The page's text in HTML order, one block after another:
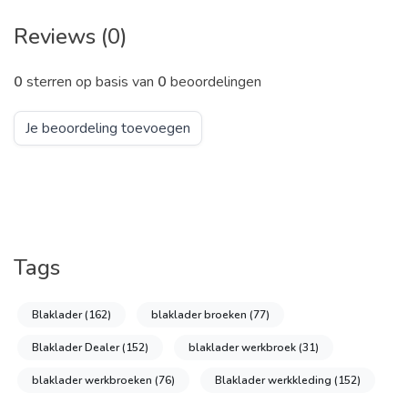
Reviews (0)
0 sterren op basis van 0 beoordelingen
Je beoordeling toevoegen
Tags
Blaklader(162) blaklader broeken (77)
Blaklader Dealer(152) blaklader werkbroek(31)
blaklader werkbroeken (76) Blaklader werkkleding (152)